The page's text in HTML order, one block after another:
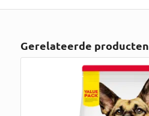
Gerelateerde producten